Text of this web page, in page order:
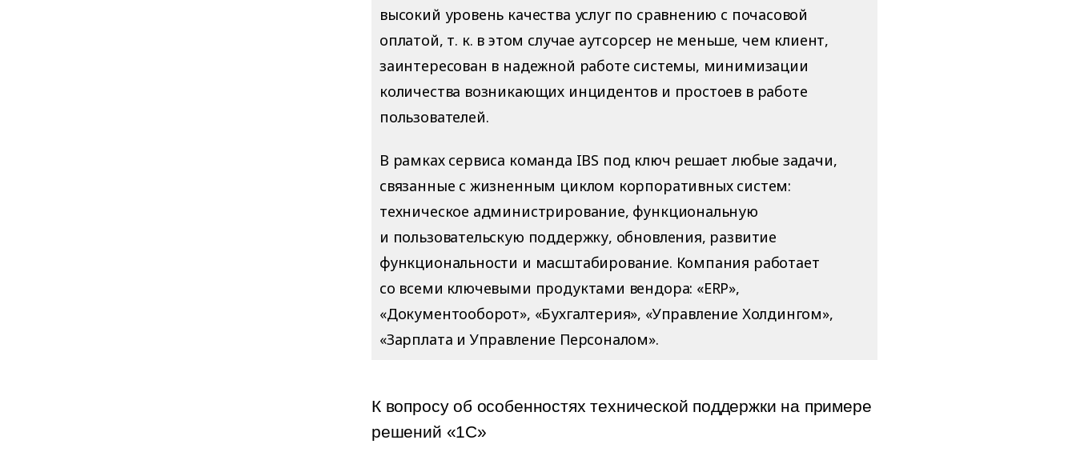
высокий уровень качества услуг по сравнению с почасовой
оплатой, т. к. в этом случае аутсорсер не меньше, чем клиент,
заинтересован в надежной работе системы, минимизации
количества возникающих инцидентов и простоев в работе
пользователей.
В рамках сервиса команда IBS под ключ решает любые задачи,
связанные с жизненным циклом корпоративных систем:
техническое администрирование, функциональную
и пользовательскую поддержку, обновления, развитие
функциональности и масштабирование. Компания работает
со всеми ключевыми продуктами вендора: «ERP»,
«Документооборот», «Бухгалтерия», «Управление Холдингом»,
«Зарплата и Управление Персоналом».
К вопросу об особенностях технической поддержки на примере
решений «1С»